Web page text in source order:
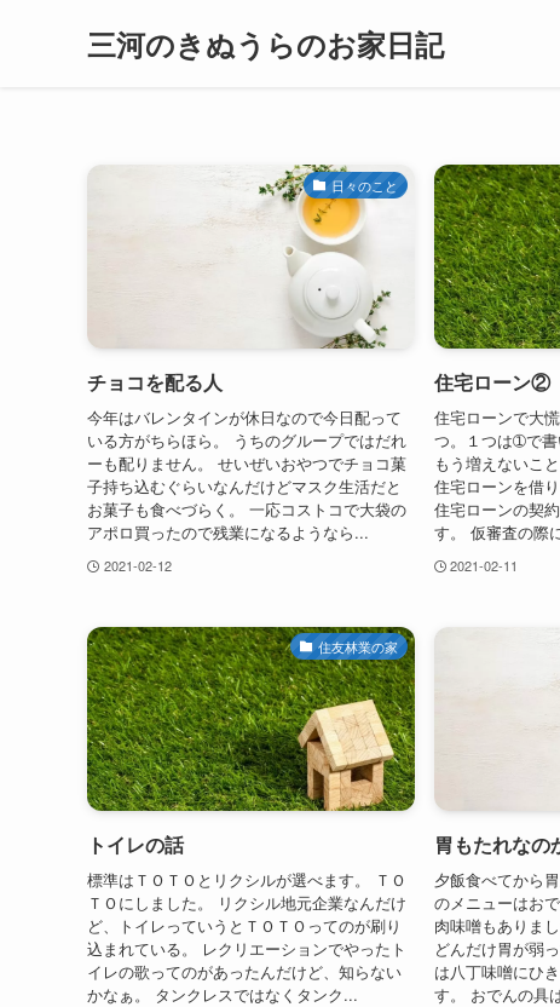
三河のきぬうらのお家日記
日々のこと
チョコを配る人
今年はバレンタインが休日なので今日配って
いる方がちらほら。 うちのグループではだれ
ーも配りません。 せいぜいおやつでチョコ菓
子持ち込むぐらいなんだけどマスク生活だと
お菓子も食べづらく。 一応コストコで大袋の
アポロ買ったので残業になるようなら...
2021-02-12
住宅ローン②
住宅ローンで大
つ。１つは➀で書
もう増えないこ
住宅ローンを借
住宅ローンの契
す。 仮審査の際
2021-02-11
住友林業の家
トイレの話
標準はＴＯＴＯとリクシルが選べます。 ＴＯ
ＴＯにしました。 リクシル地元企業なんだけ
ど、トイレっていうとＴＯＴＯってのが刷り
込まれている。 レクリエーションでやったト
イレの歌ってのがあったんだけど、知らない
かなぁ。 タンクレスではなくタンク...
胃もたれなの
夕飯食べてから
のメニューはお
肉味噌もありま
どんだけ胃が弱
は八丁味噌にひ
す。 おでんの具